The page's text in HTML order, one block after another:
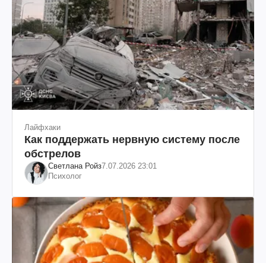
Лайфхаки
Как поддержать нервную систему после
обстрелов
Светлана Ройз7.07.2026 23:01
Психолог